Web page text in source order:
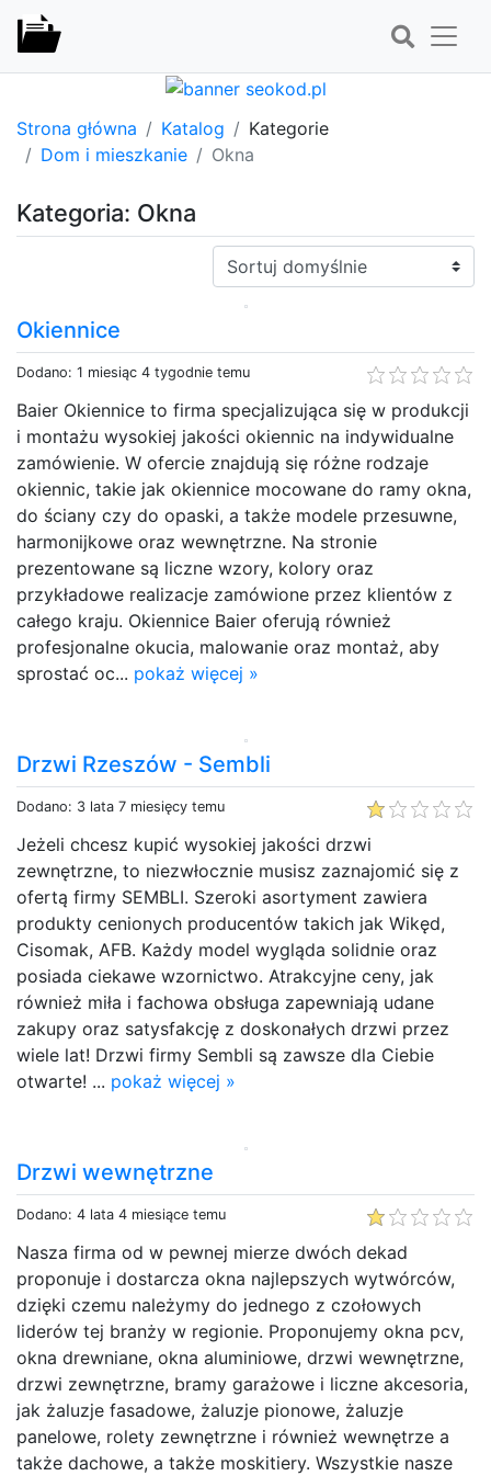
Strona główna Katalog
Kategorie
Dom i mieszkanie
Okna
Kategoria: Okna
Sortuj:
Okiennice
Dodano: 1 miesiąc 4 tygodnie temu
Baier Okiennice to firma specjalizująca się w produkcji
i montażu wysokiej jakości okiennic na indywidualne
zamówienie. W ofercie znajdują się różne rodzaje
okiennic, takie jak okiennice mocowane do ramy okna,
do ściany czy do opaski, a także modele przesuwne,
harmonijkowe oraz wewnętrzne. Na stronie
prezentowane są liczne wzory, kolory oraz
przykładowe realizacje zamówione przez klientów z
całego kraju. Okiennice Baier oferują również
profesjonalne okucia, malowanie oraz montaż, aby
sprostać oc... pokaż więcej »
Drzwi Rzeszów - Sembli
Dodano: 3 lata 7 miesięcy temu
Jeżeli chcesz kupić wysokiej jakości drzwi
zewnętrzne, to niezwłocznie musisz zaznajomić się z
ofertą firmy SEMBLI. Szeroki asortyment zawiera
produkty cenionych producentów takich jak Wikęd,
Cisomak, AFB. Każdy model wygląda solidnie oraz
posiada ciekawe wzornictwo. Atrakcyjne ceny, jak
również miła i fachowa obsługa zapewniają udane
zakupy oraz satysfakcję z doskonałych drzwi przez
wiele lat! Drzwi firmy Sembli są zawsze dla Ciebie
otwarte! ... pokaż więcej »
Drzwi wewnętrzne
Dodano: 4 lata 4 miesiące temu
Nasza firma od w pewnej mierze dwóch dekad
proponuje i dostarcza okna najlepszych wytwórców,
dzięki czemu należymy do jednego z czołowych
liderów tej branży w regionie. Proponujemy okna pcv,
okna drewniane, okna aluminiowe, drzwi wewnętrzne,
drzwi zewnętrzne, bramy garażowe i liczne akcesoria,
jak żaluzje fasadowe, żaluzje pionowe, żaluzje
panelowe, rolety zewnętrzne i również wewnętrze a
także dachowe, a także moskitiery. Wszystkie nasze